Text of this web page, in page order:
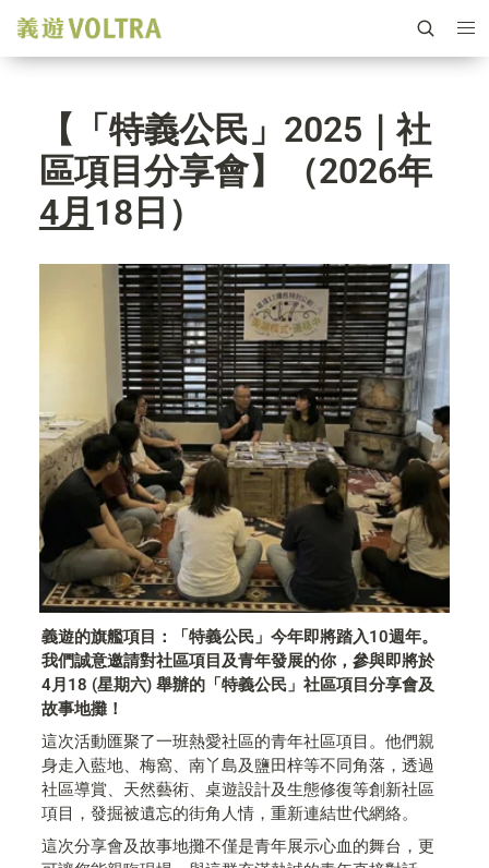
【「特義公民」2025｜社
區項目分享會】（2026年
4月 18 日）
義遊的旗艦項目：「特義公民」今年即將踏入10週年。
我們誠意邀請對社區項目及青年發展的你，參與即將於
4月18 (星期六) 舉辦的「特義公民」社區項目分享會及
故事地攤！
這次活動匯聚了一班熱愛社區的青年社區項目。他們親
身走入藍地、梅窩、南丫島及鹽田梓等不同角落，透過
社區導賞、天然藝術、桌遊設計及生態修復等創新社區
項目，發掘被遺忘的街角人情，重新連結世代網絡。
這次分享會及故事地攤不僅是青年展示心血的舞台，更